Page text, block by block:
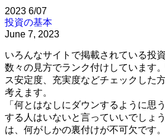
2023 6/07
投資の基本
June 7, 2023
いろんなサイトで掲載されている投
数々の見方でランク付けしています
ス安定度、充実度などチェックした
考えます。
「何とはなしにダウンするように思
する人はいないと言っていいでしょ
は、何がしかの裏付けが不可欠です。